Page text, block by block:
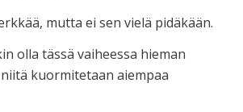
mutta ei sen vielä pidäkään.
olla tässä vaiheessa hieman
kuormitetaan aiempaa